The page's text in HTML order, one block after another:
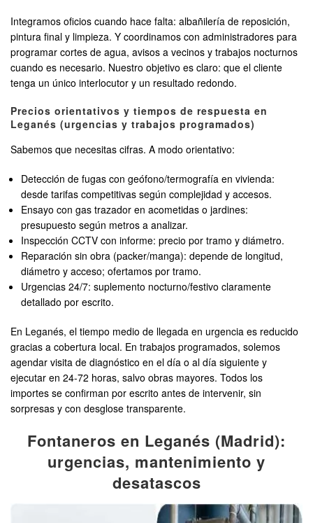
Integramos oficios cuando hace falta: albañilería de reposición,
pintura final y limpieza. Y coordinamos con administradores para
programar cortes de agua, avisos a vecinos y trabajos nocturnos
cuando es necesario. Nuestro objetivo es claro: que el cliente
tenga un único interlocutor y un resultado redondo.
Precios orientativos y tiempos de respuesta en
Leganés (urgencias y trabajos programados)
Sabemos que necesitas cifras. A modo orientativo:
Detección de fugas con geófono/termografía en vivienda:
desde tarifas competitivas según complejidad y accesos.
Ensayo con gas trazador en acometidas o jardines:
presupuesto según metros a analizar.
Inspección CCTV con informe: precio por tramo y diámetro.
Reparación sin obra (packer/manga): depende de longitud,
diámetro y acceso; ofertamos por tramo.
Urgencias 24/7: suplemento nocturno/festivo claramente
detallado por escrito.
En Leganés, el tiempo medio de llegada en urgencia es reducido
gracias a cobertura local. En trabajos programados, solemos
agendar visita de diagnóstico en el día o al día siguiente y
ejecutar en 24-72 horas, salvo obras mayores. Todos los
importes se confirman por escrito antes de intervenir, sin
sorpresas y con desglose transparente.
Fontaneros en Leganés (Madrid):
urgencias, mantenimiento y
desatascos